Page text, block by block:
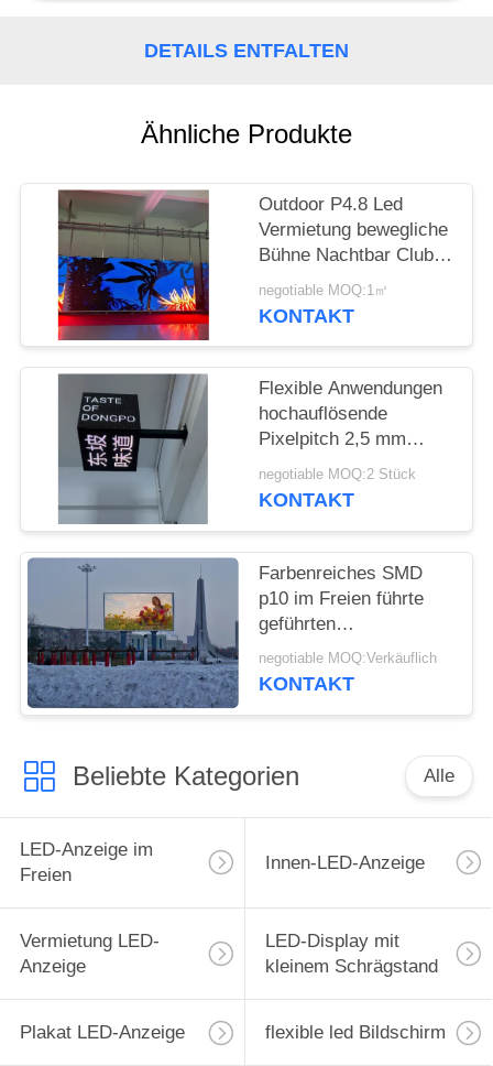
POLICY
DETAILS ENTFALTEN
Ähnliche Produkte
Outdoor P4.8 Led
Vermietung bewegliche
Bühne Nachtbar Club
für Unterhaltung
negotiable MOQ:1㎡
KONTAKT
Flexible Anwendungen
hochauflösende
Pixelpitch 2,5 mm
LED-Würfelbildschirm
für
negotiable MOQ:2 Stück
KONTAKT
Farbenreiches SMD
p10 im Freien führte
geführten
Großbildschirm des
Bildschirms Preise für
negotiable MOQ:Verkäuflich
KONTAKT
Beliebte Kategorien Alle
LED-Anzeige im
Freien
Innen-LED-Anzeige
Vermietung LED-
Anzeige
LED-Display mit
kleinem Schrägstand
Plakat LED-Anzeige flexible led Bildschirm